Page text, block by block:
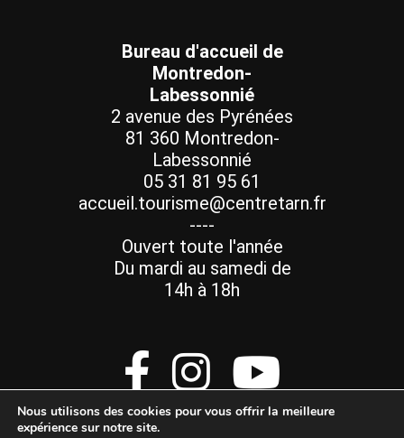
Bureau d'accueil de
Montredon-
Labessonnié
2 avenue des Pyrénées
81 360 Montredon-
Labessonnié
05 31 81 95 61
accueil.tourisme@centretarn.fr
----
Ouvert toute l'année
Du mardi au samedi de
14h à 18h
Nous utilisons des cookies pour vous offrir la meilleure
expérience sur notre site.